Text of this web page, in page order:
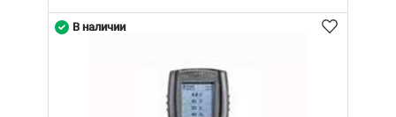
В наличии